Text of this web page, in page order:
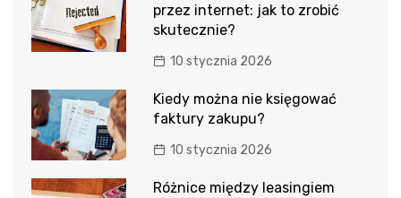
przez internet: jak to zrobić
skutecznie?
10 stycznia 2026
Kiedy można nie księgować
faktury zakupu?
10 stycznia 2026
Różnice między leasingiem